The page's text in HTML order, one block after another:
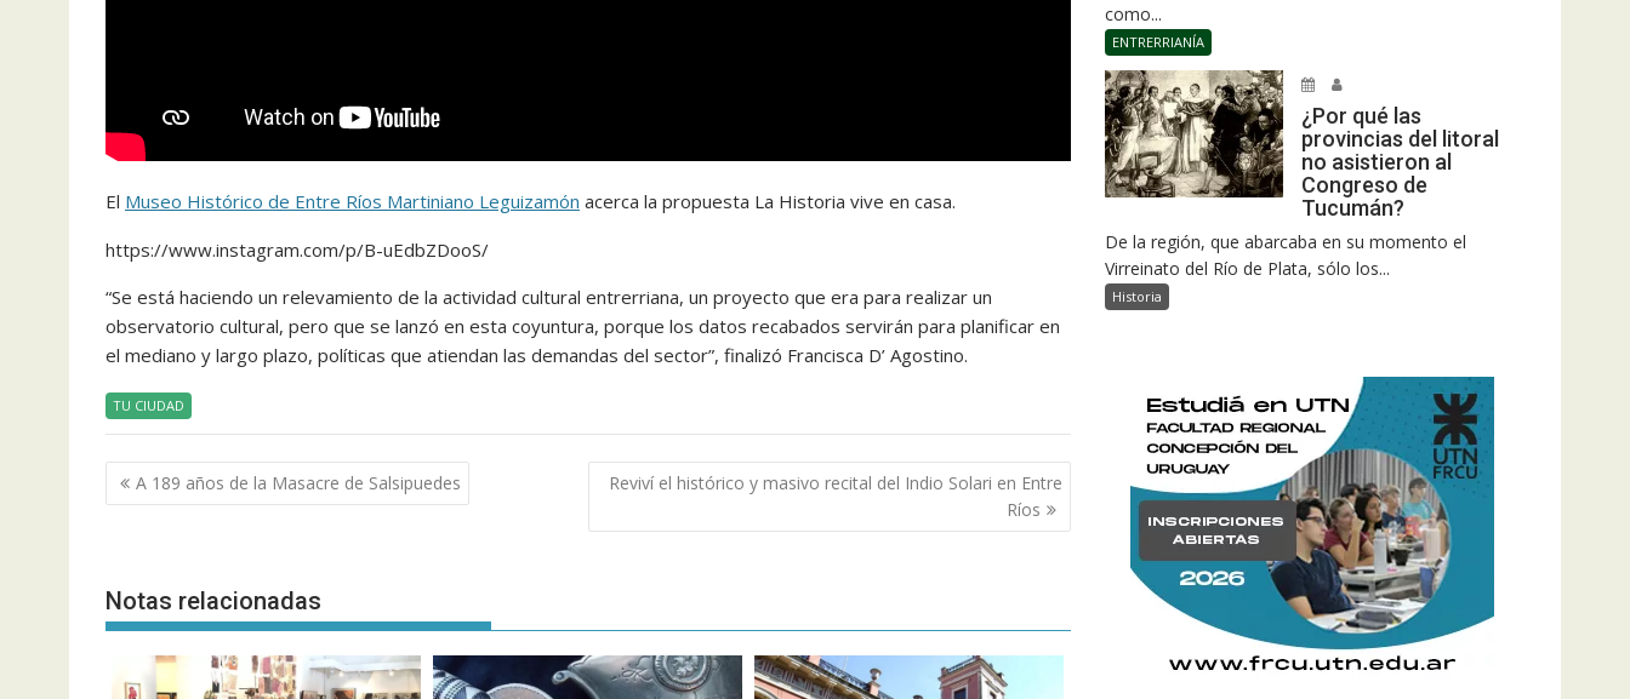
El Museo Histórico de Entre Ríos Martiniano Leguizamón acerca la propuesta La Historia vive en casa.
https://www.instagram.com/p/B-uEdbZDooS/
“Se está haciendo un relevamiento de la actividad cultural entrerriana, un proyecto que era para realizar un
observatorio cultural, pero que se lanzó en esta coyuntura, porque los datos recabados servirán para planificar en
el mediano y largo plazo, políticas que atiendan las demandas del sector”, finalizó Francisca D’ Agostino.
TU CIUDAD
Navegación
de
A 189 años de la Masacre de Salsipuedes
Reviví el histórico y masivo recital del Indio Solari en Entre
Ríos
Notas relacionadas
como...
ENTRERRIANÍA
¿Por qué las
provincias del litoral
no asistieron al
Congreso de
Tucumán?
De la región, que abarcaba en su momento el
Virreinato del Río de Plata, sólo los...
Historia